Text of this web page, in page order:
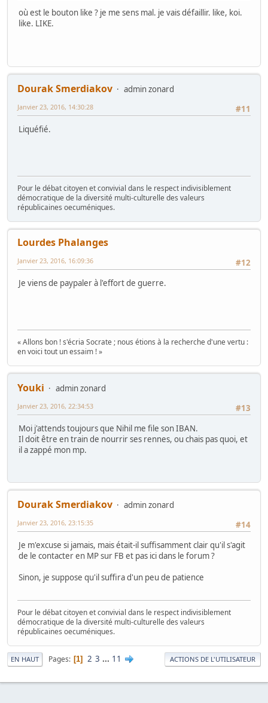
où est le bouton like ? je me sens mal. je vais défaillir. like, koi.
like. LIKE.
Dourak Smerdiakov
admin zonard
#11
Janvier 23, 2016, 14:30:28
Liquéfié.
Pour le débat citoyen et convivial dans le respect indivisiblement
démocratique de la diversité multi-culturelle des valeurs
républicaines oecuméniques.
Lourdes Phalanges
#12
Janvier 23, 2016, 16:09:36
Je viens de paypaler à l'effort de guerre.
« Allons bon ! s'écria Socrate ; nous étions à la recherche d'une vertu :
en voici tout un essaim ! »
Youki
admin zonard
#13
Janvier 23, 2016, 22:34:53
Moi j'attends toujours que Nihil me file son IBAN.
Il doit être en train de nourrir ses rennes, ou chais pas quoi, et
il a zappé mon mp.
Dourak Smerdiakov
admin zonard
#14
Janvier 23, 2016, 23:15:35
Je m'excuse si jamais, mais était-il suffisamment clair qu'il s'agit
de le contacter en MP sur FB et pas ici dans le forum ?
Sinon, je suppose qu'il suffira d'un peu de patience
Pour le débat citoyen et convivial dans le respect indivisiblement
démocratique de la diversité multi-culturelle des valeurs
républicaines oecuméniques.
EN HAUT Pages 1 2 3 ... 11 ACTIONS DE L'UTILISATEUR